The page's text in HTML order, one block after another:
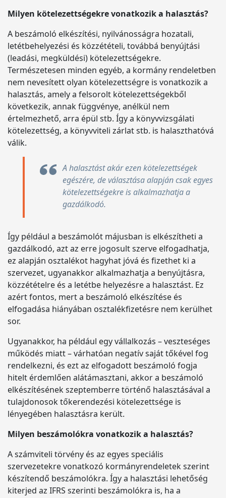
Milyen kötelezettségekre vonatkozik a halasztás?
A beszámoló elkészítési, nyilvánosságra hozatali,
letétbehelyezési és közzétételi, továbbá benyújtási
(leadási, megküldési) kötelezettségekre.
Természetesen minden egyéb, a kormány rendeletben
nem nevesített olyan kötelezettségre is vonatkozik a
halasztás, amely a felsorolt kötelezettségekből
következik, annak függvénye, anélkül nem
értelmezhető, arra épül stb. Így a könyvvizsgálati
kötelezettség, a könyvviteli zárlat stb. is halaszthatóvá
válik.
A halasztást akár ezen kötelezettségek
egészére, de választása alapján csak egyes
kötelezettségekre is alkalmazhatja a
gazdálkodó.
Így például a beszámolót májusban is elkészítheti a
gazdálkodó, azt az erre jogosult szerve elfogadhatja,
ez alapján osztalékot hagyhat jóvá és fizethet ki a
szervezet, ugyanakkor alkalmazhatja a benyújtásra,
közzétételre és a letétbe helyezésre a halasztást. Ez
azért fontos, mert a beszámoló elkészítése és
elfogadása hiányában osztalékfizetésre nem kerülhet
sor.
Ugyanakkor, ha például egy vállalkozás – veszteséges
működés miatt – várhatóan negatív saját tőkével fog
rendelkezni, és ezt az elfogadott beszámoló fogja
hitelt érdemlően alátámasztani, akkor a beszámoló
elkészítésének szeptemberre történő halasztásával a
tulajdonosok tőkerendezési kötelezettsége is
lényegében halasztásra került.
Milyen beszámolókra vonatkozik a halasztás?
A számviteli törvény és az egyes speciális
szervezetekre vonatkozó kormányrendeletek szerint
készítendő beszámolókra. Így a halasztási lehetőség
kiterjed az IFRS szerinti beszámolókra is, ha a